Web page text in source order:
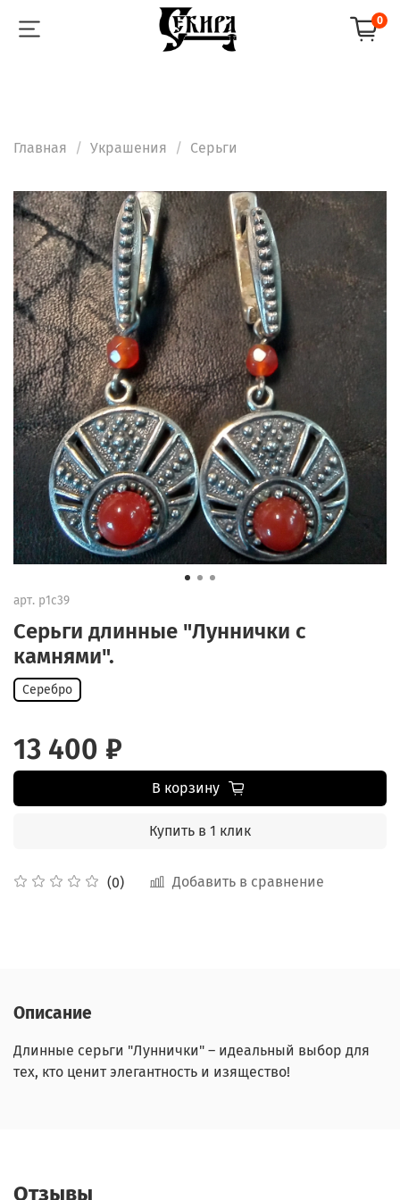
0
Главная Украшения Серьги
арт. р1с39
Серьги длинные "Луннички с
камнями".
(0) Добавить в сравнение
Серебро
13 400 ₽
В корзину
Купить в 1 клик
Описание
Длинные серьги "Луннички" – идеальный выбор для
тех, кто ценит элегантность и изящество!
Отзывы